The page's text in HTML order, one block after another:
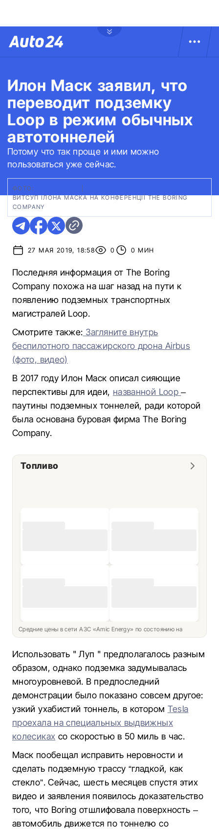
Илон Маск заявил, что
переводит подземку
Loop в режим обычных
автотоннелей
Потому что так проще и ими можно
пользоваться уже сейчас.
ФОТО:
ВИТСУП ІЛОНА МАСКА НА КОНФЕРЕНЦІЇ THE BORING
COMPANY
27 МАЯ 2019, 18:58 0 0 МИН
Последняя информация от The Boring
Company похожа на шаг назад на пути к
появлению подземных транспортных
магистралей Loop.
Смотрите также: Загляните внутрь
беспилотного пассажирского дрона Airbus
(фото, видео)
В 2017 году Илон Маск описал сияющие
перспективы для идеи, названной Loop–
паутины подземных тоннелей, ради которой
была основана буровая фирма The Boring
Company.
Топливо
Средние цены в сети АЗС «Amic Energy» по состоянию на
Использовать " Луп " предполагалось разным
образом, однако подземка задумывалась
многоуровневой. В предпоследний
демонстрации было показано совсем другое:
узкий ухабистий тоннель, в котором Tesla
проехала на специальных выдвижных
колесиках со скоростью в 50 миль в час.
Маск пообещал исправить неровности и
сделать подземную трассу “гладкой, как
стекло”. Сейчас, шесть месяцев спустя этих
видео и заявления появилось доказательство
того, что Boring отшлифовала поверхность –
автомобиль движется по тоннелю со